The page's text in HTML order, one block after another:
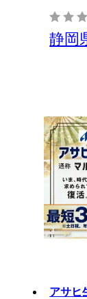
静岡
アサヒ